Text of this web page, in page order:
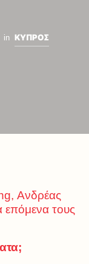
in ΚΥΠΡΟΣ
Ανδρέας
επόμενα τους